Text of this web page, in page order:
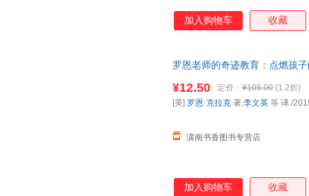
加入购物车 收藏
罗恩老师的奇迹教育：点燃孩
¥12.50 定价： ¥105.00 (1.2折)
潢南书香图书专营店
[美] 罗恩·克拉克 著,李文英 等 译 /
加入购物车 收藏